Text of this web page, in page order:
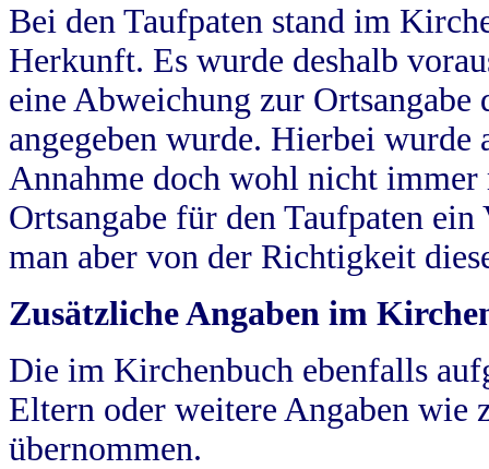
Bei den Taufpaten stand im
Herkunft. Es wurde deshalb
eine Abweichung zur
angegeben wurde. Hierbei wurde
Annahme doch wohl nicht
Ortsangabe für den Taufpaten
man aber von der Richtigkeit
Zusätzliche Angaben im
Die im Kirchenbuch ebenfalls
Eltern oder weitere Angaben wie
übernommen.